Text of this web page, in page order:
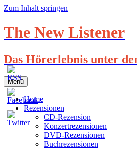
Zum Inhalt springen
The New Listener
Das Hörerlebnis unter
Menü
Home
Rezensionen
CD-Rezension
Konzertrezensionen
DVD-Rezensionen
Buchrezensionen